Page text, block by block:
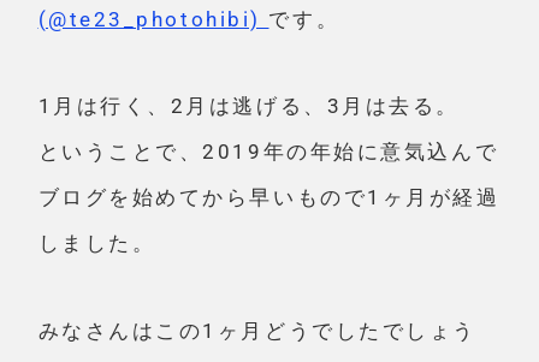
(@te23_photohibi) です。
1月は行く、2月は逃げる、3月は去る。
ということで、2019年の年始に意気込んで
ブログを始めてから早いもので1ヶ月が経過
しました。
みなさんはこの1ヶ月どうでしたでしょう